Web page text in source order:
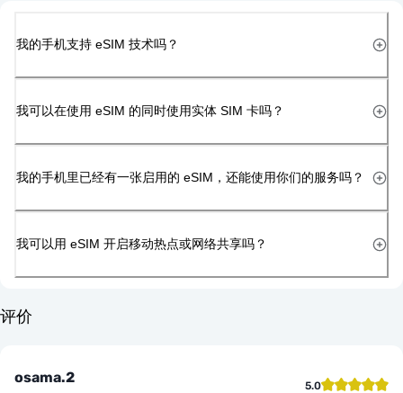
我的手机支持 eSIM 技术吗？
我可以在使用 eSIM 的同时使用实体 SIM 卡吗？
我的手机里已经有一张启用的 eSIM，还能使用你们的服务吗？
我可以用 eSIM 开启移动热点或网络共享吗？
评价
osama.2 5.0